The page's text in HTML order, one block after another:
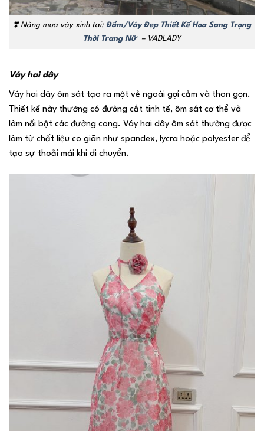
❣️Nàng mua váy xinh tại: Đầm/Váy Đẹp Thiết Kế Hoa Sang Trọng
Thời Trang Nữ
– VADLADY
Váy hai dây
Váy hai dây ôm sát tạo ra một vẻ ngoài gợi cảm và thon gọn.
Thiết kế này thường có đường cắt tinh tế, ôm sát cơ thể và
làm nổi bật các đường cong. Váy hai dây ôm sát thường được
làm từ chất liệu co giãn như spandex, lycra hoặc polyester để
tạo sự thoải mái khi di chuyển.